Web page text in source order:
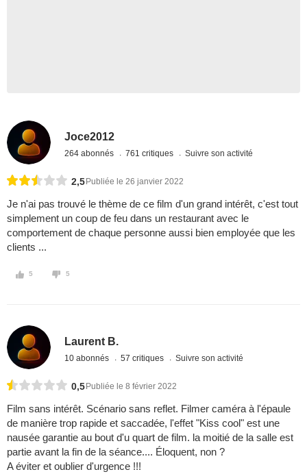
Joce2012
264 abonnés 761 critiques Suivre son activité
2,5 Publiée le 26 janvier 2022
Je n'ai pas trouvé le thème de ce film d'un grand intérêt, c'est tout
simplement un coup de feu dans un restaurant avec le
comportement de chaque personne aussi bien employée que les
clients ...
5 5
Laurent B.
10 abonnés 57 critiques Suivre son activité
0,5 Publiée le 8 février 2022
Film sans intérêt. Scénario sans reflet. Filmer caméra à l'épaule
de manière trop rapide et saccadée, l'effet "Kiss cool" est une
nausée garantie au bout d'u quart de film. la moitié de la salle est
partie avant la fin de la séance.... Éloquent, non ?
A éviter et oublier d'urgence !!!